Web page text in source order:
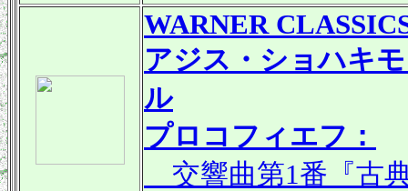
WARNER
アジス・ショハキ
ル
プロコフィエフ：
交響曲第1番『古